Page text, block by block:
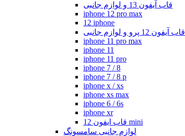
قاب آیفون 13 و لوازم جانبی
iphone 12 pro max
12 iphone
قاب آیفون 12 پرو و لوازم جانبی
iphone 11 pro max
iphone 11
iphone 11 pro
iphone 7 / 8
iphone 7 / 8 p
iphone x / xs
iphone xs max
iphone 6 / 6s
iphone xr
قاب ایفون 12 mini
لوازم جانبی سامسونگ